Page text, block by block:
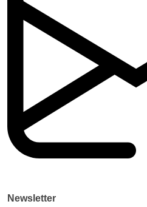
Newsletter